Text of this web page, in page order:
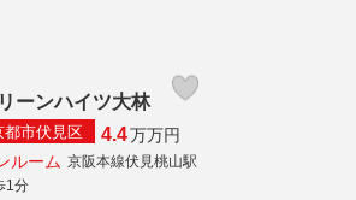
ーンハイツ大林
都市伏見区 4.4万万円
ルーム 京阪本線伏見桃山駅
1分